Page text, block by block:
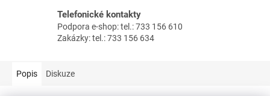
Telefonické kontakty
Podpora e-shop: tel.: 733 156 610
Zakázky: tel.: 733 156 634
Popis Diskuze